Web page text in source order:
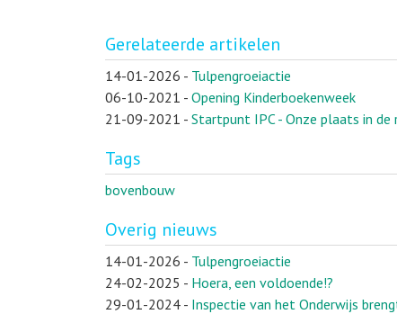
Gerelateerde artikelen
14-01-2026 - Tulpengroeiactie
06-10-2021 - Opening Kinderboekenweek
21-09-2021 - Startpunt IPC - Onze plaats in de
Tags
bovenbouw
Overig nieuws
14-01-2026 - Tulpengroeiactie
24-02-2025 - Hoera, een voldoende!?
29-01-2024 - Inspectie van het Onderwijs